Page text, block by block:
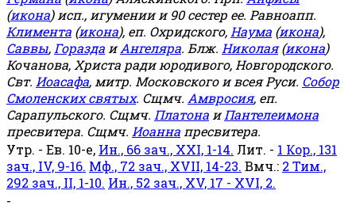
(икона) исп., игумении и 90 сестер ее. Равноапп.
Климента (икона), еп. Охридского, Наума (икона),
Саввы, Горазда иАнгеляра. Блж. Николая(икона)
Кочанова, Христа ради юродивого, Новгородского.
Свт. Иоасафа, митр. Московского и всея Руси. Собор
Смоленских святых. Сщмч. Амвросия, еп.
Сарапульского. Сщмч. Платона иПантелеимона
пресвитера. Сщмч. Иоанна пресвитера.
Утр. - Ев. 10-е, Ин., 66 зач., XXI, 1-14. Лит. - 1 Кор., 131
зач., IV, 9-16. Мф., 72 зач., XVII, 14-23. Вмч.: 2 Тим.,
292 зач., II, 1-10. Ин., 52 зач., XV, 17 - XVI, 2.
-